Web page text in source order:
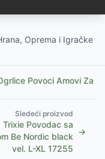
Oprema i Igračke
Povoci Amovi Za
Sledeći proizvod
Trixie Povodac sa
Be Nordic black
vel. L-XL 17255
→